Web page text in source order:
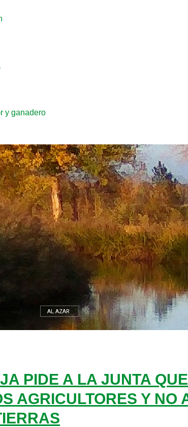
y ganadero
AL AZAR
PIDE A LA JUNTA
AGRICULTORES Y NO